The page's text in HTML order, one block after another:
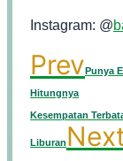
Instagram: @
Prev Punya
Hitungnya
Kesempatan
Liburan